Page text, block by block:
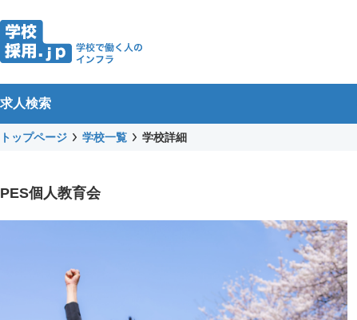
求人検索
トップページ 学校一覧 学校詳細
PES個人教育会